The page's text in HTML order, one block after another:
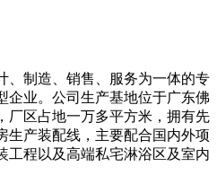
、制造、销售、服务为一体的专
企业。公司生产基地位于广东佛
厂区占地一万多平方米，拥有先
生产装配线，主要配合国内外项
工程以及高端私宅淋浴区及室内